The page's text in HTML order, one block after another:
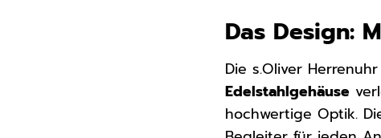
Das Design:
Die s.Oliver
Edelstahlgehäuse
hochwertige Optik.